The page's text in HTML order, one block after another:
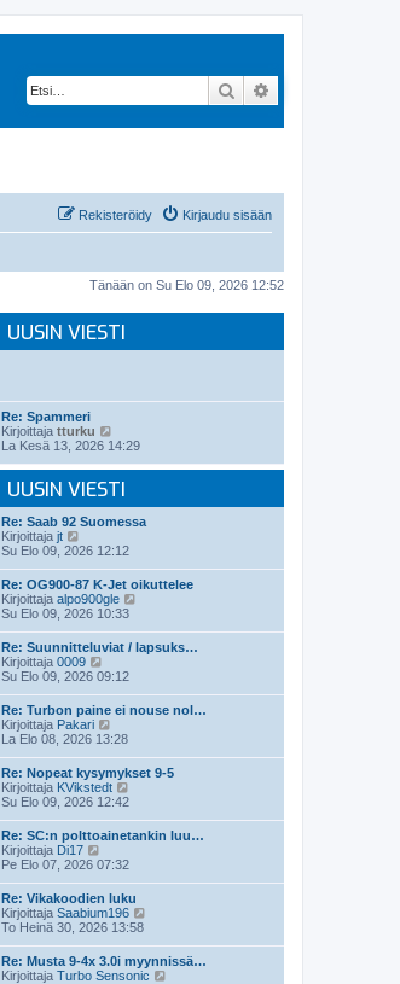
Etsi
Kirjaudu sisään
Rekisteröidy
Tänään on Su Elo 09, 2026 12:52
UUSIN VIESTI
Re: Spammeri
Kirjoittaja tturku
ä
t
ä
u
s
i
n
v
i
e
s
t
i
La Kesä 13, 2026 14:29
UUSIN VIESTI
Re: Saab 92 Suomessa
Kirjoittaja jt
ä
t
ä
u
u
s
i
n
v
i
e
s
t
Su Elo 09, 2026 12:12
Re: OG900-87 K-Jet oikuttelee
Kirjoittaja alpo900gle
t
ä
s
i
i
e
Su Elo 09, 2026 10:33
Re: Suunnitteluviat / lapsuks…
Kirjoittaja 0009
ä
ä
u
u
s
i
n
v
i
e
t
Su Elo 09, 2026 09:12
Re: Turbon paine ei nouse nol…
Kirjoittaja Pakari
ä
ä
u
u
s
i
v
i
e
s
t
La Elo 08, 2026 13:28
Re: Nopeat kysymykset 9-5
Kirjoittaja KVikstedt
t
ä
s
i
n
v
i
e
s
Su Elo 09, 2026 12:42
Re: SC:n polttoainetankin luu…
Kirjoittaja Di17
ä
ä
u
u
s
i
n
Pe Elo 07, 2026 07:32
Re: Vikakoodien luku
Kirjoittaja Saabium196
ä
To Heinä 30, 2026 13:58
Re: Musta 9-4x 3.0i myynnissä…
Kirjoittaja Turbo Sensonic